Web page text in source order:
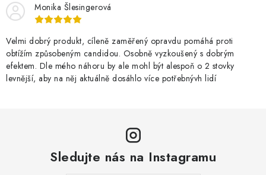
Monika Šlesingerová
Velmi dobrý produkt, cíleně zaměřený opravdu pomáhá proti
obtížím způsobeným candidou. Osobně vyzkoušený s dobrým
efektem. Dle mého náhoru by ale mohl být alespoň o 2 stovky
levnější, aby na něj aktuálně dosáhlo více potřebnývh lidí
Sledujte nás na Instagramu